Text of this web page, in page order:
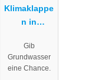
Klimaklappe
n in
nde Gräben.
Gib
Grundwasser
eine Chance.